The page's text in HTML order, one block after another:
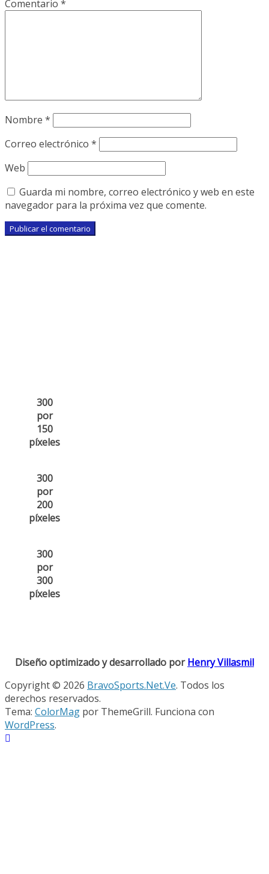
Comentario *
Nombre *
Correo electrónico *
Web
Guarda mi nombre, correo electrónico y web en este
navegador para la próxima vez que comente.
300
por
150
píxeles
300
por
200
píxeles
300
por
300
píxeles
Diseño optimizado y desarrollado porHenry Villasmil
Copyright © 2026 BravoSports.Net.Ve. Todos los
derechos reservados.
Tema: ColorMag por ThemeGrill. Funciona con
WordPress.